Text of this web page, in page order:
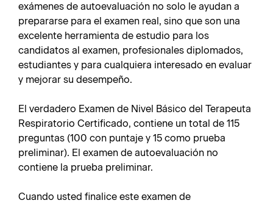
exámenes de autoevaluación no solo le ayudan a
prepararse para el examen real, sino que son una
excelente herramienta de estudio para los
candidatos al examen, profesionales diplomados,
estudiantes y para cualquiera interesado en evaluar
y mejorar su desempeño.
El verdadero Examen de Nivel Básico del Terapeuta
Respiratorio Certificado, contiene un total de 115
preguntas (100 con puntaje y 15 como prueba
preliminar). El examen de autoevaluación no
contiene la prueba preliminar.
Cuando usted finalice este examen de